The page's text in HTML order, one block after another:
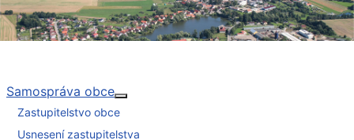
Samospráva obce
Zastupitelstvo obce
Usnesení zastupitelstva